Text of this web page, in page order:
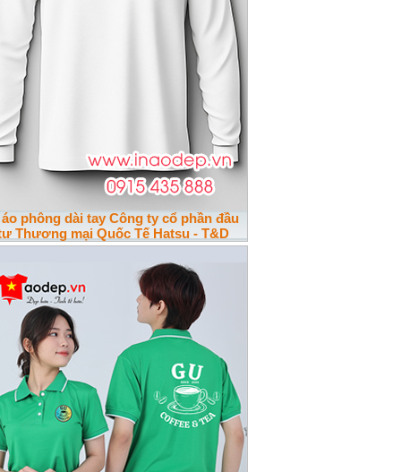
phông dài tay Công ty cổ phần đầu
Thương mại Quốc Tế Hatsu - T&D